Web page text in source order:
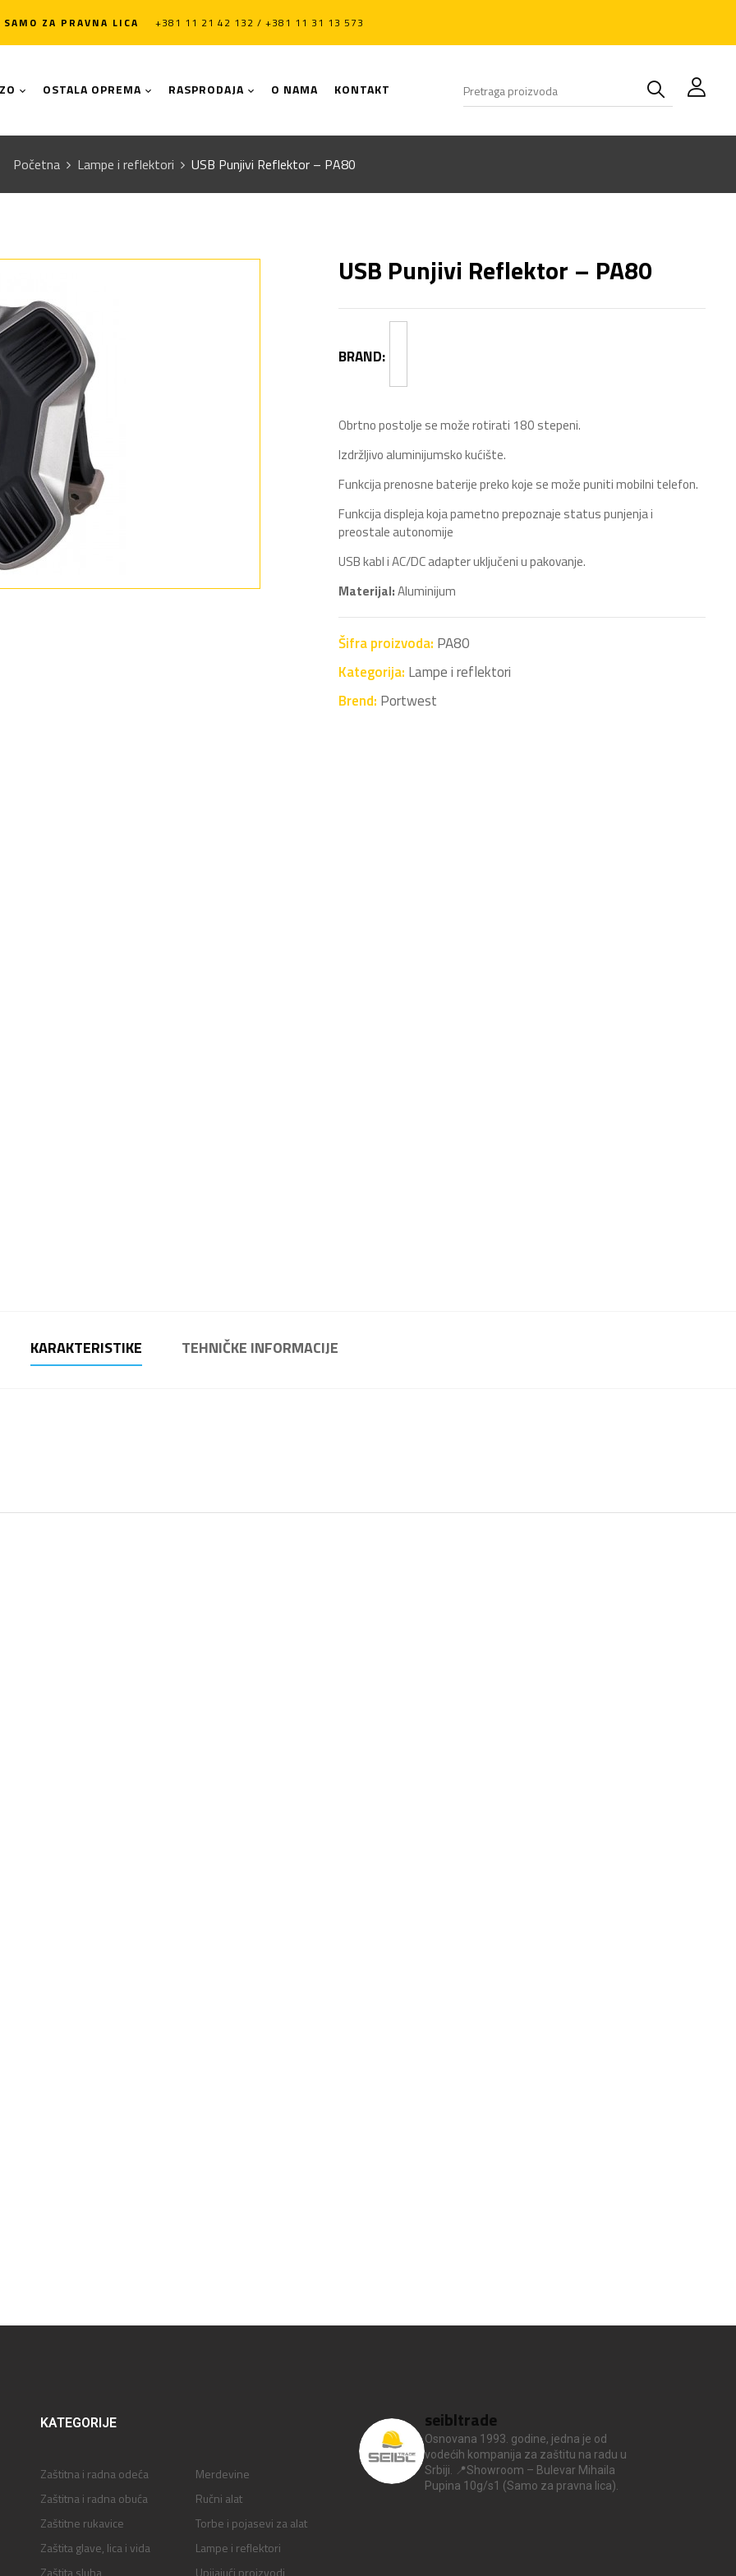
SAMO ZA PRAVNA LICA +381 11 21 42 132 / +381 11 31 13 573
OSTALA OPREMA RASPRODAJA O NAMA KONTAKT
Početna Lampe i reflektori USB Punjivi Reflektor – PA80
USB Punjivi Reflektor – PA80
BRAND:
Obrtno postolje se može rotirati 180 stepeni.
Izdržljivo aluminijumsko kućište.
Funkcija prenosne baterije preko koje se može puniti mobilni telefon.
Funkcija displeja koja pametno prepoznaje status punjenja i
preostale autonomije
USB kabl i AC/DC adapter uključeni u pakovanje.
Materijal:Aluminijum
Šifra proizvoda: PA80
Kategorija: Lampe i reflektori
Brend: Portwest
KARAKTERISTIKE TEHNIČKE INFORMACIJE
KATEGORIJE
Zaštitna i radna odeća
Zaštitna i radna obuća
Zaštitne rukavice
Zaštita glave, lica i vida
Zaštita sluha
Merdevine
Ručni alat
Torbe i pojasevi za alat
Lampe i reflektori
Upijajući proizvodi
seibltrade
Osnovana 1993. godine, jedna je od
vodećih kompanija za zaštitu na radu u
Srbiji.
📍Showroom – Bulevar Mihaila
Pupina 10g/s1 (Samo za pravna lica).